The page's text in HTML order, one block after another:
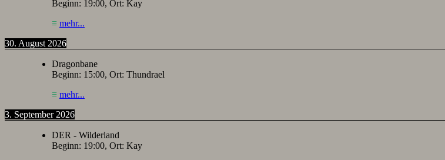
Beginn: 19:00, Ort: Kay
≡ mehr...
30. August 2026
Dragonbane
Beginn: 15:00, Ort: Thundrael
≡ mehr...
3. September 2026
DER - Wilderland
Beginn: 19:00, Ort: Kay